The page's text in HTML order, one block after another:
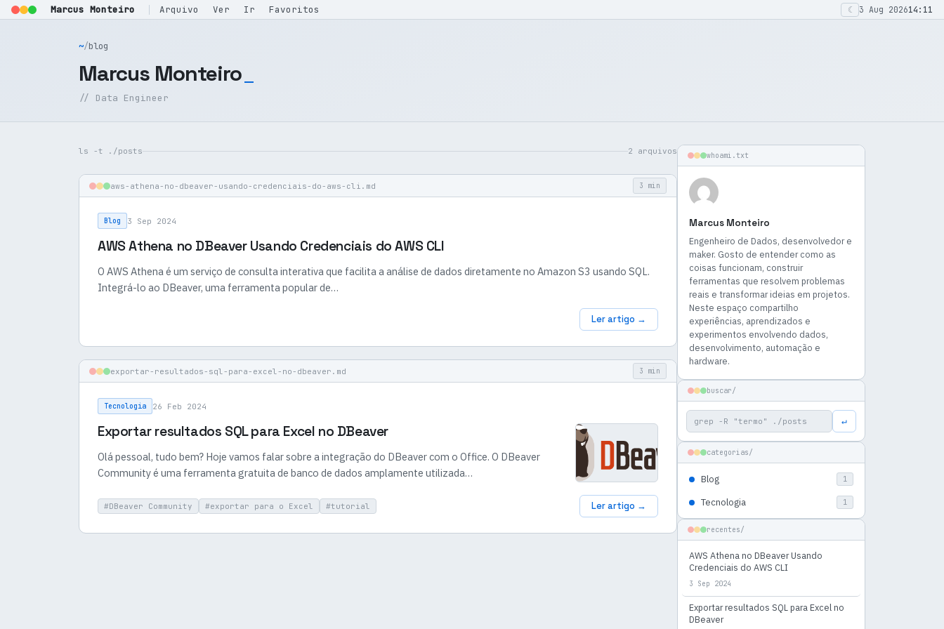
Marcus Monteiro Arquivo Ver Ir Favoritos ☾ 3 Aug 202614:11
~/blog
Marcus Monteiro
// Data Engineer
ls -t ./posts 2 arquivos
aws-athena-no-dbeaver-usando-credenciais-do-aws-cli.md 3 min
Blog 3 Sep 2024
AWS Athena no DBeaver Usando Credenciais do AWS CLI
O AWS Athena é um serviço de consulta interativa que facilita a análise de dados diretamente no Amazon S3 usando SQL.
Integrá-lo ao DBeaver, uma ferramenta popular de…
Ler artigo →
exportar-resultados-sql-para-excel-no-dbeaver.md 3 min
Tecnologia 26 Feb 2024
Exportar resultados SQL para Excel no DBeaver
Olá pessoal, tudo bem? Hoje vamos falar sobre a integração do DBeaver com o Office. O DBeaver
Community é uma ferramenta gratuita de banco de dados amplamente utilizada…
#DBeaver Community #exportar para o Excel #tutorial Ler artigo →
whoami.txt
Marcus Monteiro
Engenheiro de Dados, desenvolvedor e
maker. Gosto de entender como as
coisas funcionam, construir
ferramentas que resolvem problemas
reais e transformar ideias em projetos.
Neste espaço compartilho
experiências, aprendizados e
experimentos envolvendo dados,
desenvolvimento, automação e
hardware.
buscar/
Buscar por: ↵
categorias/
Blog 1
Tecnologia 1
recentes/
AWS Athena no DBeaver Usando
Credenciais do AWS CLI
3 Sep 2024
Exportar resultados SQL para Excel no
DBeaver